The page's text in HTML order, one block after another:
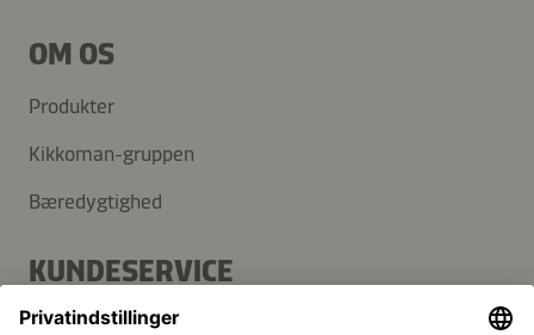
OM OS
Produkter
Kikkoman-gruppen
Bæredygtighed
KUNDESERVICE
FAQ